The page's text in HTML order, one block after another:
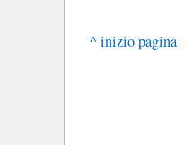
^ inizio pagina